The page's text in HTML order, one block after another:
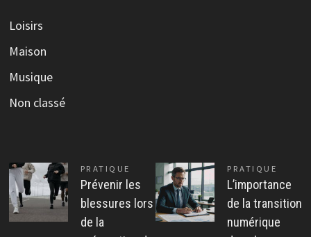
Loisirs
Maison
Musique
Non classé
PRATIQUE
Prévenir les
blessures lors
de la
PRATIQUE
L’importance
de la transition
numérique